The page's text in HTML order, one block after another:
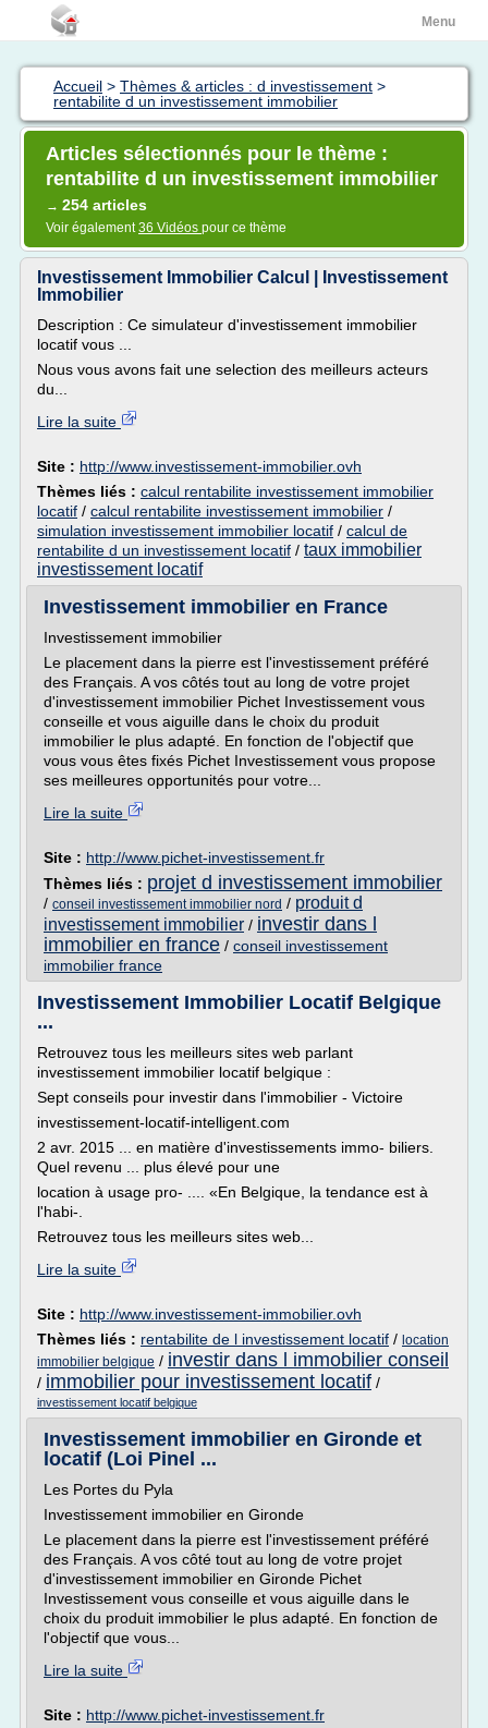
Menu
Accueil > Thèmes & articles : d investissement >
rentabilite d un investissement immobilier
Articles sélectionnés pour le thème :
rentabilite d un investissement immobilier
→ 254 articles
Voir également36 Vidéos pour ce thème
Investissement Immobilier Calcul | Investissement
Immobilier
Description : Ce simulateur d'investissement immobilier
locatif vous ...
Nous vous avons fait une selection des meilleurs acteurs
du...
Lire la suite
Site : http://www.investissement-immobilier.ovh
Thèmes liés : calcul rentabilite investissement immobilier
locatif / calcul rentabilite investissement immobilier /
simulation investissement immobilier locatif / calcul de
rentabilite d un investissement locatif / taux immobilier
investissement locatif
Investissement immobilier en France
Investissement immobilier
Le placement dans la pierre est l'investissement préféré
des Français. A vos côtés tout au long de votre projet
d'investissement immobilier Pichet Investissement vous
conseille et vous aiguille dans le choix du produit
immobilier le plus adapté. En fonction de l'objectif que
vous vous êtes fixés Pichet Investissement vous propose
ses meilleures opportunités pour votre...
Lire la suite
Site : http://www.pichet-investissement.fr
Thèmes liés : projet d investissement immobilier
/ conseil investissement immobilier nord / produit d
investissement immobilier / investir dans l
immobilier en france / conseil investissement
immobilier france
Investissement Immobilier Locatif Belgique
...
Retrouvez tous les meilleurs sites web parlant
investissement immobilier locatif belgique :
Sept conseils pour investir dans l'immobilier - Victoire
investissement-locatif-intelligent.com
2 avr. 2015 ... en matière d'investissements immo- biliers.
Quel revenu ... plus élevé pour une
location à usage pro- .... «En Belgique, la tendance est à
l'habi-.
Retrouvez tous les meilleurs sites web...
Lire la suite
Site : http://www.investissement-immobilier.ovh
Thèmes liés : rentabilite de l investissement locatif / location
immobilier belgique / investir dans l immobilier conseil
/ immobilier pour investissement locatif /
investissement locatif belgique
Investissement immobilier en Gironde et
locatif (Loi Pinel ...
Les Portes du Pyla
Investissement immobilier en Gironde
Le placement dans la pierre est l'investissement préféré
des Français. A vos côté tout au long de votre projet
d'investissement immobilier en Gironde Pichet
Investissement vous conseille et vous aiguille dans le
choix du produit immobilier le plus adapté. En fonction de
l'objectif que vous...
Lire la suite
Site : http://www.pichet-investissement.fr